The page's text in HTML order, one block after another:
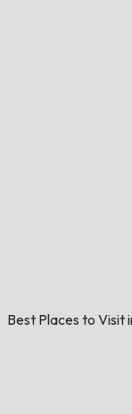
Best Places to Visit